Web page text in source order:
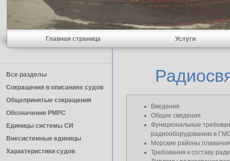
Главная страница Услуги
Все разделы
Сокращения в описаниях судов
Общепринятые сокращения
Обозначения РМРС
Единицы cистемы СИ
Внесистемные единицы
Характеристики судов
Введение
Общие сведения
Функциональные
радиооборудованию в
Морские районы плавания
Требования к составу